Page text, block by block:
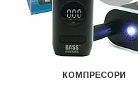
КОМПРЕСОРИ